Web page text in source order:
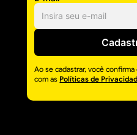
Ao se cadastrar, você
com as Políticas de